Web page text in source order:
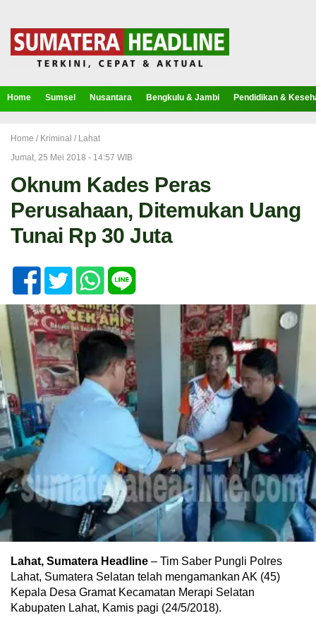
Home Sumsel Nusantara Bengkulu & Jambi Pendidikan &
Home / Kriminal / Lahat
Jumat, 25 Mei 2018 - 14:57 WIB
Oknum Kades Peras
Perusahaan, Ditemukan Uang
Tunai Rp 30 Juta
Lahat, Sumatera Headline – Tim Saber Pungli Polres
Lahat, Sumatera Selatan telah mengamankan AK (45)
Kepala Desa Gramat Kecamatan Merapi Selatan
Kabupaten Lahat, Kamis pagi (24/5/2018).